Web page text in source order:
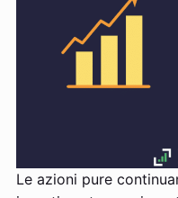
Le azioni pure